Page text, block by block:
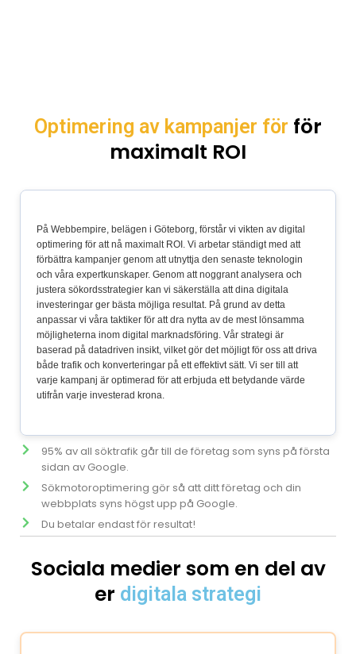
Optimering av kampanjer för för
maximalt ROI
På Webbempire, belägen i Göteborg, förstår vi vikten av digital
optimering för att nå maximalt ROI. Vi arbetar ständigt med att
förbättra kampanjer genom att utnyttja den senaste teknologin
och våra expertkunskaper. Genom att noggrant analysera och
justera sökordsstrategier kan vi säkerställa att dina digitala
investeringar ger bästa möjliga resultat. På grund av detta
anpassar vi våra taktiker för att dra nytta av de mest lönsamma
möjligheterna inom digital marknadsföring. Vår strategi är
baserad på datadriven insikt, vilket gör det möjligt för oss att driva
både trafik och konverteringar på ett effektivt sätt. Vi ser till att
varje kampanj är optimerad för att erbjuda ett betydande värde
utifrån varje investerad krona.
95% av all söktrafik går till de företag som syns på första
sidan av Google.
Sökmotoroptimering gör så att ditt företag och din
webbplats syns högst upp på Google.
Du betalar endast för resultat!
Sociala medier som en del av
er digitala strategi